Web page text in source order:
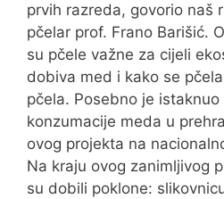
prvih razreda, govorio naš
pčelar prof. Frano Barišić.
su pčele važne za cijeli
dobiva med i kako se
pčela. Posebno je
konzumacije meda u
ovog projekta na
Na kraju ovog zanimljivog
su dobili poklone: